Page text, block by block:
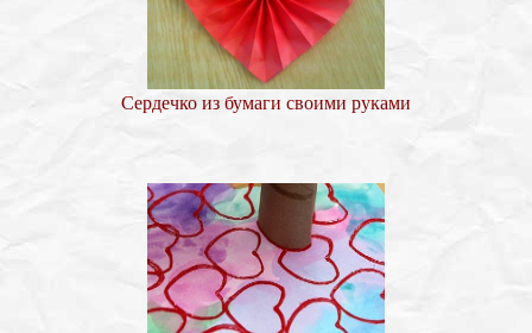
Сердечко из бумаги своими руками